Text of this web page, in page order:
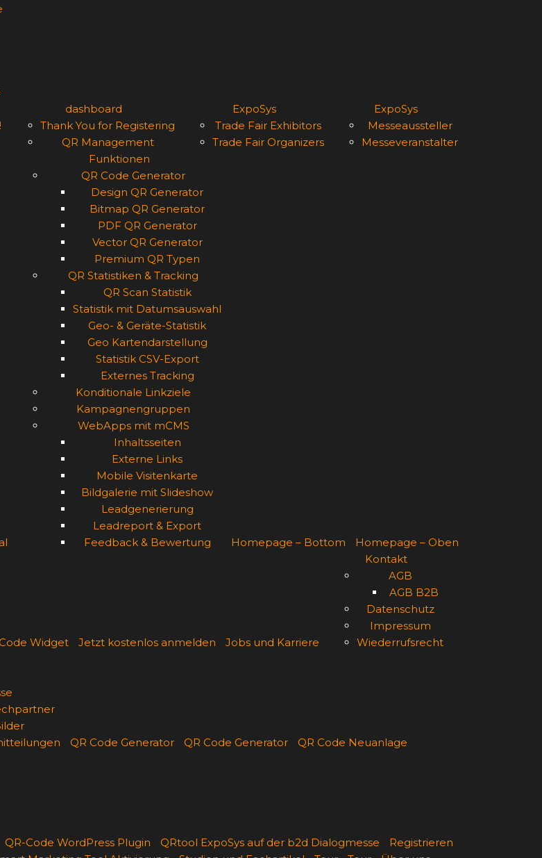
dashboard
Thank You for Registering
QR Management
ExpoSys
Trade Fair Exhibitors
Trade Fair Organizers
ExpoSys
Messeaussteller
Messeveranstalter
Funktionen
QR Code Generator
Design QR Generator
Bitmap QR Generator
PDF QR Generator
Vector QR Generator
Premium QR Typen
QR Statistiken & Tracking
QR Scan Statistik
Statistik mit Datumsauswahl
Geo- & Geräte-Statistik
Geo Kartendarstellung
Statistik CSV-Export
Externes Tracking
Konditionale Linkziele
Kampagnengruppen
WebApps mit mCMS
Inhaltsseiten
Externe Links
Mobile Visitenkarte
Bildgalerie mit Slideshow
Leadgenerierung
Leadreport & Export
Feedback & Bewertung
Homepage – Bottom Homepage – Oben
Widget Jetzt kostenlos anmelden Jobs und Karriere
Kontakt
AGB
AGB B2B
Datenschutz
Impressum
Wiederrufsrecht
QR Code Generator QR Code Generator
QR Code Neuanlage
QR-Code WordPress Plugin QRtool ExpoSys auf der b2d Dialogmesse
Registrieren